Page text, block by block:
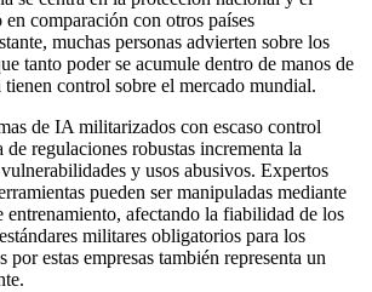
comparación con otros países
muchas personas advierten sobre los
tanto poder se acumule dentro de manos de
control sobre el mercado mundial.
de IA militarizados con escaso control
de regulaciones robustas incrementa la
y usos abusivos. Expertos
pueden ser manipuladas mediante
entrenamiento, afectando la fiabilidad de los
militares obligatorios para los
por estas empresas también representa un